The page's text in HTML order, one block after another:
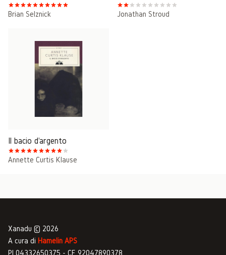
Brian Selznick Jonathan Stroud
Il bacio d'argento
Annette Curtis Klause
Xanadu © 2026
A cura di Hamelin APS
PI 04332650375 - CF 92047890378